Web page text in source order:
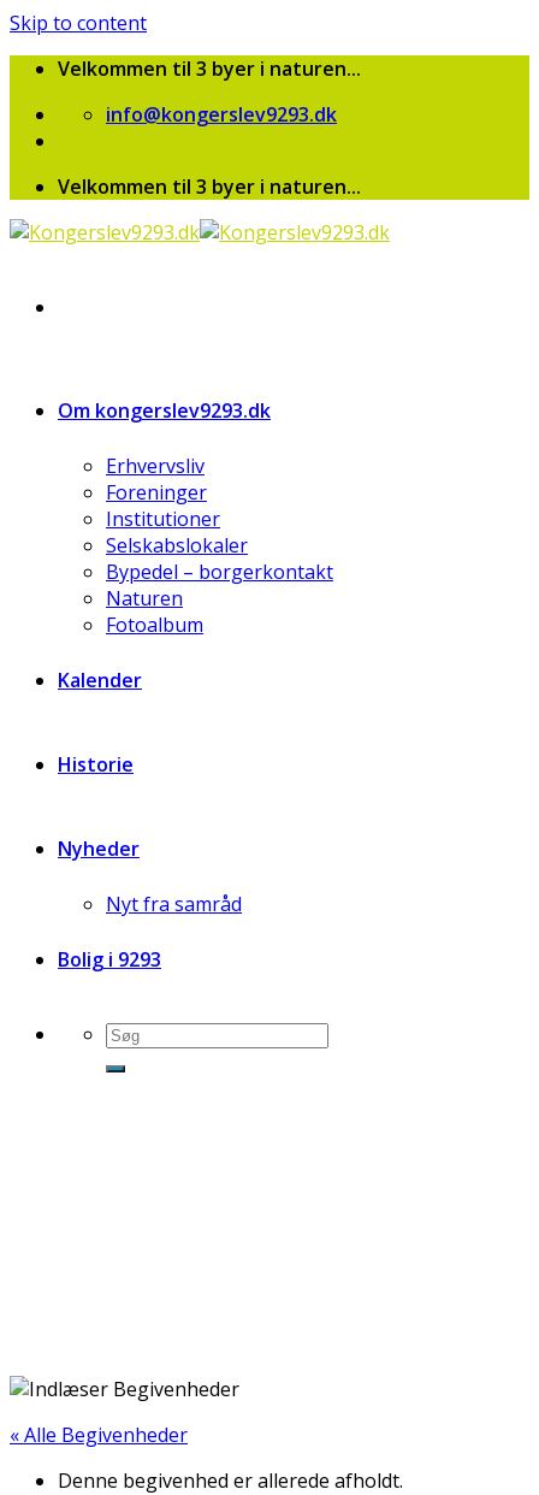
Skip to content
Velkommen til 3 byer i naturen...
info@kongerslev9293.dk
Velkommen til 3 byer i naturen...
Om kongerslev9293.dk
Erhvervsliv
Foreninger
Institutioner
Selskabslokaler
Bypedel – borgerkontakt
Naturen
Fotoalbum
Kalender
Historie
Nyheder
Nyt fra samråd
Bolig i 9293
« Alle Begivenheder
Denne begivenhed er allerede afholdt.